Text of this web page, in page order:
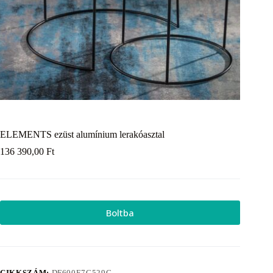
ELEMENTS ezüst alumínium lerakóasztal
136 390,00 Ft
Boltba